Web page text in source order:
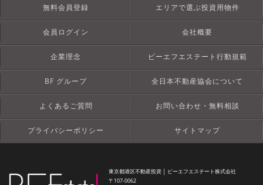
無料会員登録 エリアで選ぶ投資用物件
会員ログイン 会社概要
企業理念 ビーエフエステート行動規範
BF グループ 全日本不動産協会について
よくあるご質問 お問い合わせ・無料相談
プライバシーポリシー サイトマップ
東京都港区不動産投資 │ ビーエフエステート株式会社
〒107-0062